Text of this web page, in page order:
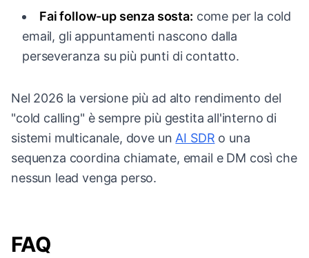
Fai follow-up senza sosta: come per la cold
email, gli appuntamenti nascono dalla
perseveranza su più punti di contatto.
Nel 2026 la versione più ad alto rendimento del
"cold calling" è sempre più gestita all'interno di
sistemi multicanale, dove unAI SDR o una
sequenza coordina chiamate, email e DM così che
nessun lead venga perso.
FAQ